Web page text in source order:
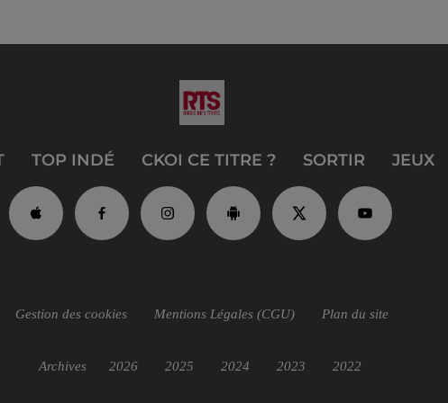
TOP INDÉ CKOI CE TITRE ? SORTIR JEUX
Gestion des cookies Mentions Légales (CGU) Plan du site
Archives 2026 2025 2024 2023 2022